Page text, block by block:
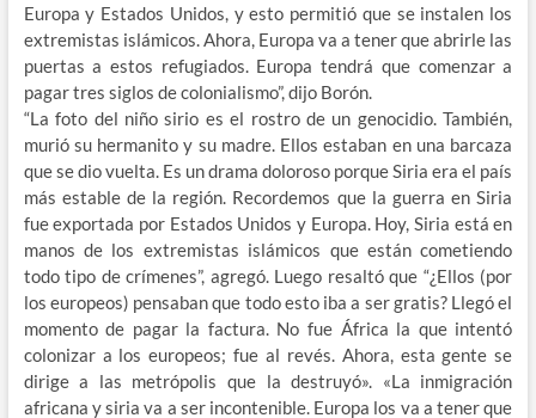
Europa y Estados Unidos, y esto permitió que se instalen los
extremistas islámicos. Ahora, Europa va a tener que abrirle las
puertas a estos refugiados. Europa tendrá que comenzar a
pagar tres siglos de colonialismo”, dijo Borón.
“La foto del niño sirio es el rostro de un genocidio. También,
murió su hermanito y su madre. Ellos estaban en una barcaza
que se dio vuelta. Es un drama doloroso porque Siria era el país
más estable de la región. Recordemos que la guerra en Siria
fue exportada por Estados Unidos y Europa. Hoy, Siria está en
manos de los extremistas islámicos que están cometiendo
todo tipo de crímenes”, agregó. Luego resaltó que “¿Ellos (por
los europeos) pensaban que todo esto iba a ser gratis? Llegó el
momento de pagar la factura. No fue África la que intentó
colonizar a los europeos; fue al revés. Ahora, esta gente se
dirige a las metrópolis que la destruyó». «La inmigración
africana y siria va a ser incontenible. Europa los va a tener que